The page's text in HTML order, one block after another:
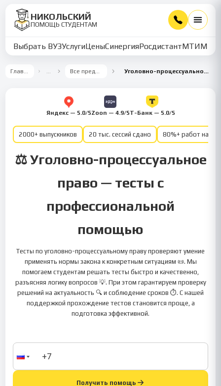
НИКОЛЬСКИЙ
ПОМОЩЬ СТУДЕНТАМ
Выбрать ВУЗУслугиЦеныСинергияРосдистантМТИММУ
Главная … Все предметы Уголовно-процессуальное право
Яндекс — 5.0/5Zoon — 4.9/5Т-Банк — 5.0/5
2000+ выпускников 20 тыс. сессий сдано 80%+ работ на
⚖️ Уголовно-процессуальное
право — тесты с
профессиональной
помощью
Тесты по уголовно-процессуальному праву проверяют умение
применять нормы закона к конкретным ситуациям 📜. Мы
помогаем студентам решать тесты быстро и качественно,
разъясняя логику вопросов 💡. При этом гарантируем проверку
решений на актуальность 🔍 и соблюдение сроков ⏱️. С нашей
поддержкой прохождение тестов становится проще, а
подготовка эффективной.
Получить помощь